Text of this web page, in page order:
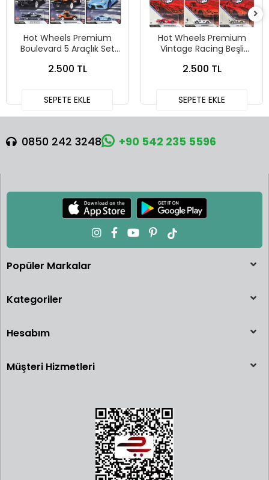
Hot Wheels Premium
Boulevard 5 Araçlık Set
2.500 TL
SEPETE EKLE
Hot Wheels Premium
Vintage Racing Beşli
2.500 TL
SEPETE EKLE
0850 242 3248 +90 542 235 5596
Popüler Markalar
Kategoriler
Hesabım
Müşteri Hizmetleri